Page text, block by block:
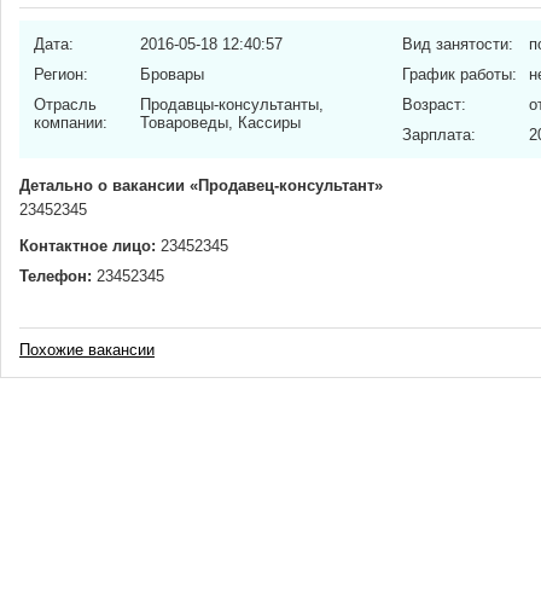
Дата:
2016-05-18 12:40:57
Регион:
Бровары
Отрасль
компании:
Продавцы-консультанты,
Товароведы, Кассиры
Вид занятости:
График работы:
Возраст:
Зарплата:
Детально о вакансии «Продавец-консультант»
23452345
Контактное лицо: 23452345
Телефон: 23452345
Похожие вакансии